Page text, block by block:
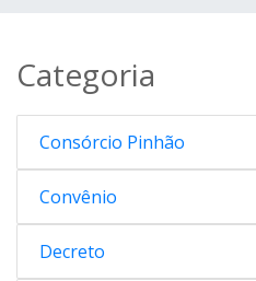
Categoria
Consórcio Pinhão
Convênio
Decreto